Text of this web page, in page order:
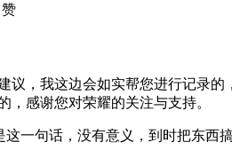
赞
议，我这边会如实帮您进行记录的
，感谢您对荣耀的关注与支持。
这一句话，没有意义，到时把东西